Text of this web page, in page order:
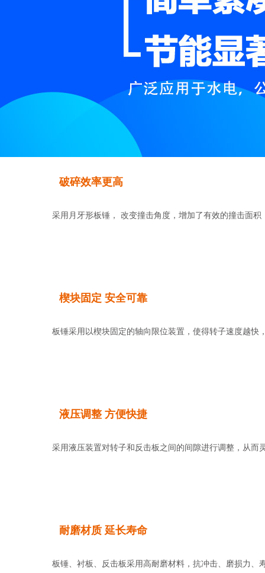
破碎效率更高
采用月牙形板锤， 改变撞击角度，增加了有效的撞击面积
楔块固定 安全可靠
板锤采用以楔块固定的轴向限位装置，使得转子速度越快，
液压调整 方便快捷
采用液压装置对转子和反击板之间的间隙进行调整，从而灵
耐磨材质 延长寿命
板锤、衬板、反击板采用高耐磨材料，抗冲击、磨损力、